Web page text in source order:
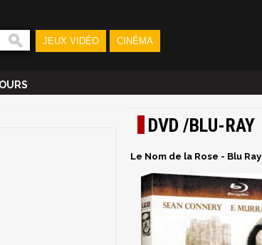
JEUX VIDÉO CINÉMA
DVD /BLU-RAY
Le Nom de la Rose - Blu Ray